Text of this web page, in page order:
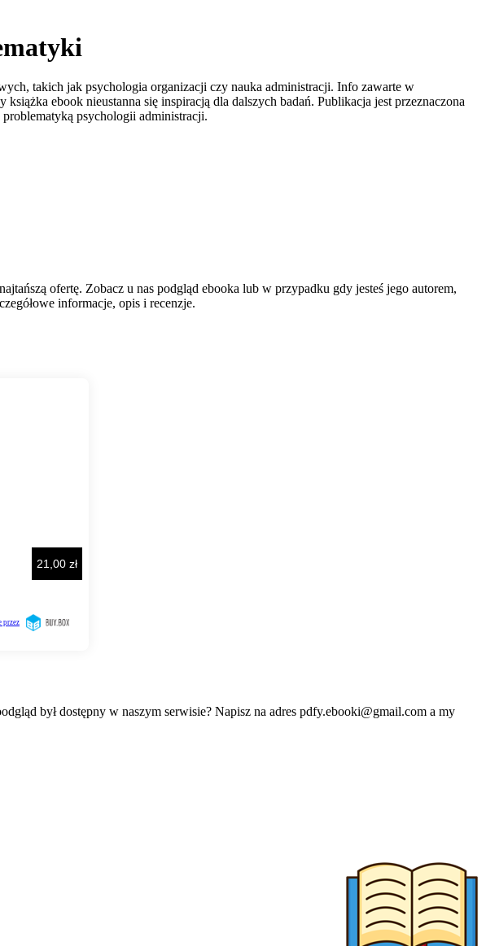
takich jak psychologia organizacji czy nauka administracji. Info zawarte w
ebook nieustanna się inspiracją dla dalszych badań. Publikacja jest przeznaczona
psychologii administracji.
ofertę. Zobacz u nas podgląd ebooka lub w przypadku gdy jesteś jego autorem,
informacje, opis i recenzje.
był dostępny w naszym serwisie? Napisz na adres pdfy.ebooki@gmail.com a my